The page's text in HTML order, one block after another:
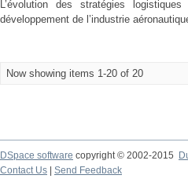
L’évolution des stratégies
développement de l’industrie
Now showing items 1-20 of 20
DSpace software copyright © 2002-2015
Contact Us
Send Feedback